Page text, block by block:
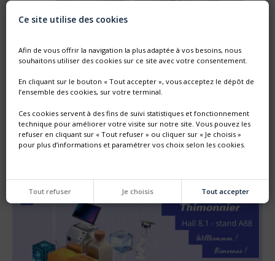
Ce site utilise des cookies
Afin de vous offrir la navigation la plus adaptée à vos besoins, nous
souhaitons utiliser des cookies sur ce site avec votre consentement.
En cliquant sur le bouton « Tout accepter », vous acceptez le dépôt de
l’ensemble des cookies, sur votre terminal.
Ces cookies servent à des fins de suivi statistiques et fonctionnement
technique pour améliorer votre visite sur notre site. Vous pouvez les
refuser en cliquant sur « Tout refuser » ou cliquer sur « Je choisis »
pour plus d’informations et paramétrer vos choix selon les cookies.
Tout refuser Je choisis Tout accepter